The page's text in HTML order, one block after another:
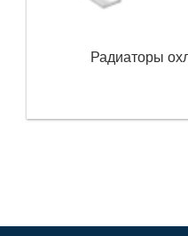
Радиаторы